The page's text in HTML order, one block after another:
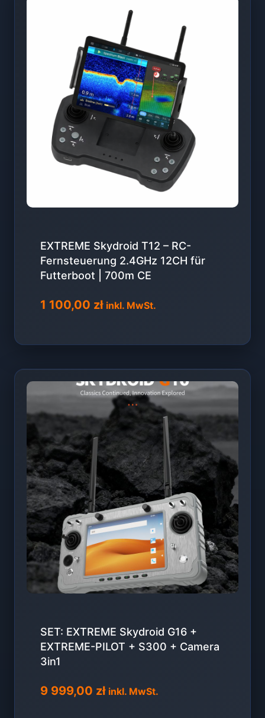
EXTREME Skydroid T12 – RC-
Fernsteuerung 2.4GHz 12CH für
Futterboot | 700m CE
1 100,00 zł inkl. MwSt.
SET: EXTREME Skydroid G16 +
EXTREME-PILOT + S300 + Camera
3in1
9 999,00 zł inkl. MwSt.